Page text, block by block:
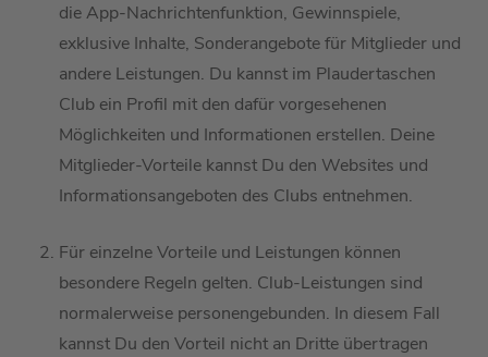
die App-Nachrichtenfunktion, Gewinnspiele,
exklusive Inhalte, Sonderangebote für Mitglieder und
andere Leistungen. Du kannst im Plaudertaschen
Club ein Profil mit den dafür vorgesehenen
Möglichkeiten und Informationen erstellen. Deine
Mitglieder-Vorteile kannst Du den Websites und
Informationsangeboten des Clubs entnehmen.
Für einzelne Vorteile und Leistungen können
besondere Regeln gelten. Club-Leistungen sind
normalerweise personengebunden. In diesem Fall
kannst Du den Vorteil nicht an Dritte übertragen